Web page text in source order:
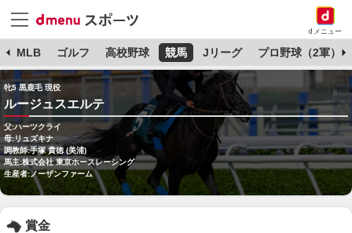
dメニュー
MLB ゴルフ 高校野球 競馬 Jリーグ プロ野球（2軍）
牝5 黒鹿毛 現役
ルージュスエルテ
父:ハーツクライ
母:リュズキナ
調教師:手塚 貴徳 (美浦)
馬主:株式会社 東京ホースレーシング
生産者:ノーザンファーム
賞金